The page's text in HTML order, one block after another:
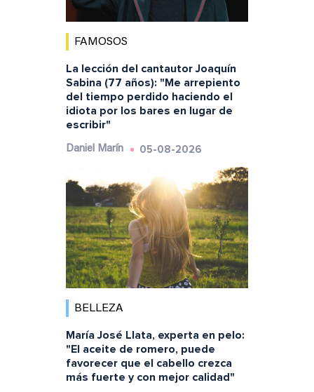
FAMOSOS
La lección del cantautor Joaquín
Sabina (77 años): "Me arrepiento
del tiempo perdido haciendo el
idiota por los bares en lugar de
escribir"
Daniel Marín 05-08-2026
BELLEZA
María José Llata, experta en pelo:
"El aceite de romero, puede
favorecer que el cabello crezca
más fuerte y con mejor calidad"